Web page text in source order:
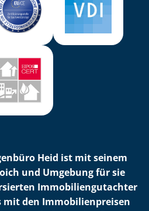
Heid ist mit seinem
und Umgebung für sie
Im­mo­bi­li­en­gut­ach­ter
mit den Im­mo­bi­li­en­prei­sen